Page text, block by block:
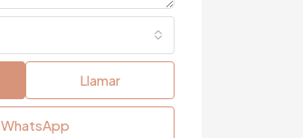
Llamar
WhatsApp